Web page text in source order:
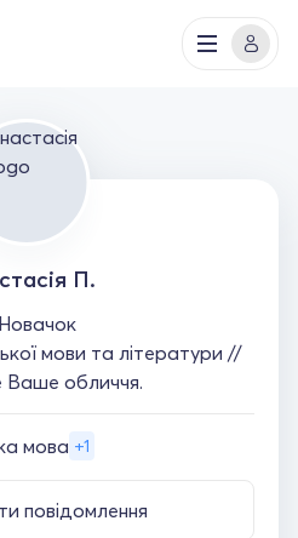
П.
Новачок
мови та літератури //
обличчя.
мова +1
повідомлення